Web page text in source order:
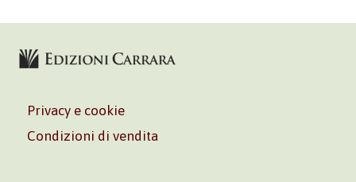
Privacy e cookie
Condizioni di vendita